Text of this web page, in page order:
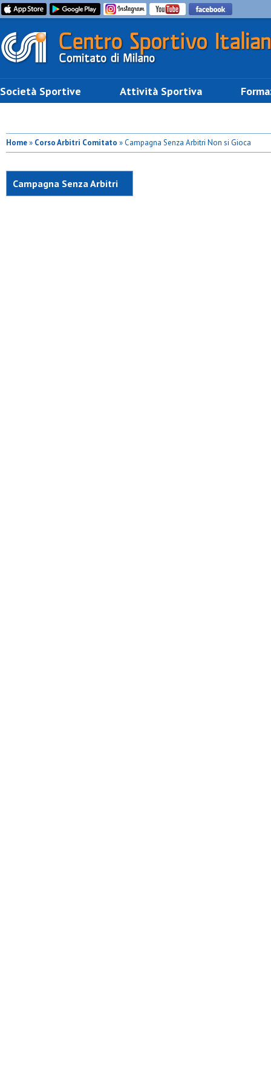
Società Sportive Attività Sportiva
Home» Corso Arbitri Comitato » Campagna Senza Arbitri Non si Gioca
Campagna Senza Arbitri